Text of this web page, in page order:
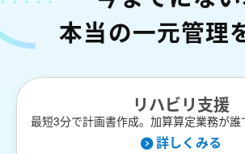
本当の一元管理
リハビリ支援
最短3分で計画書作成。加算算定業務が誰
詳しくみる